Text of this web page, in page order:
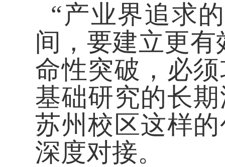
“产业界追求
间，要建立更
命性突破，必
基础研究的长
苏州校区这样
深度对接。